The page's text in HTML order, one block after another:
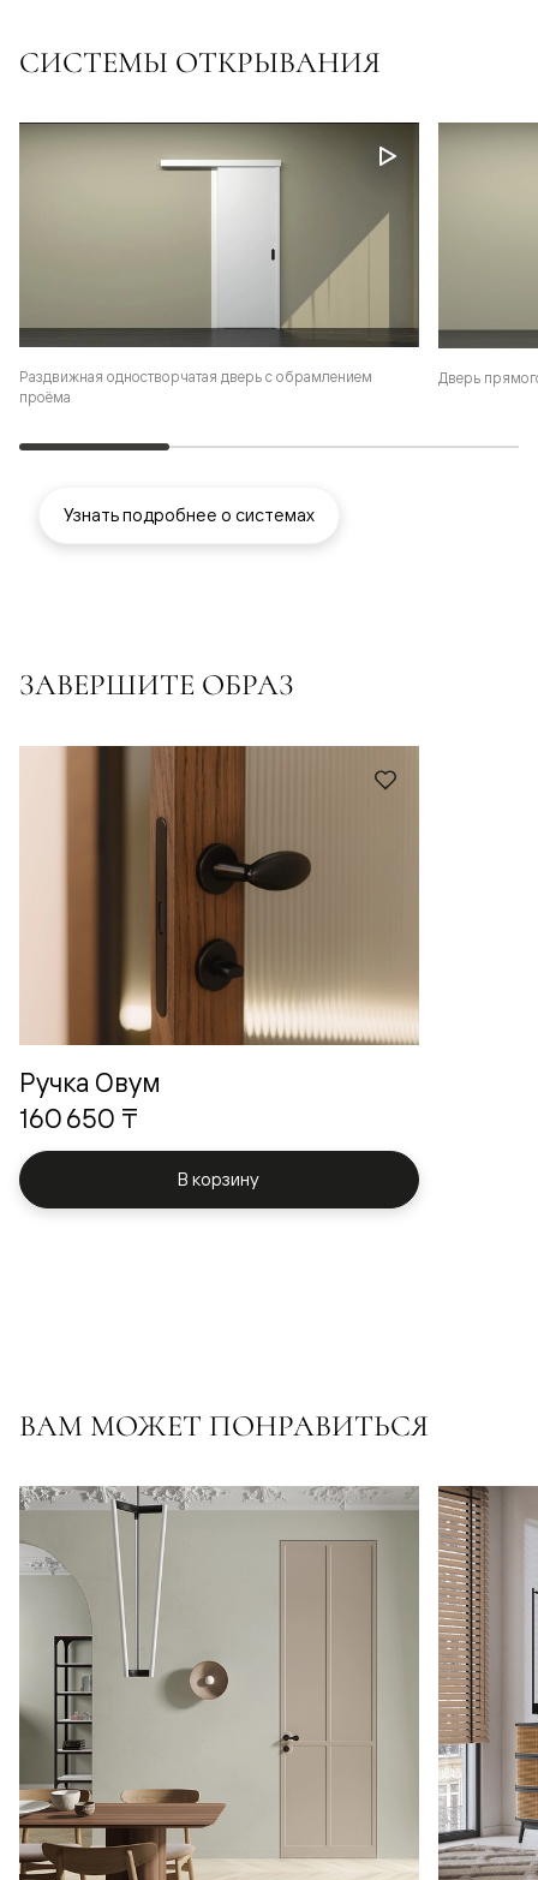
СИСТЕМЫ ОТКРЫВАНИЯ
Раздвижная одностворчатая дверь с обрамлением
проёма
Дверь
Узнать подробнее о системах
ЗАВЕРШИТЕ ОБРАЗ
Ручка Овум
160 650 ₸
В корзину
ВАМ МОЖЕТ ПОНРАВИТЬСЯ